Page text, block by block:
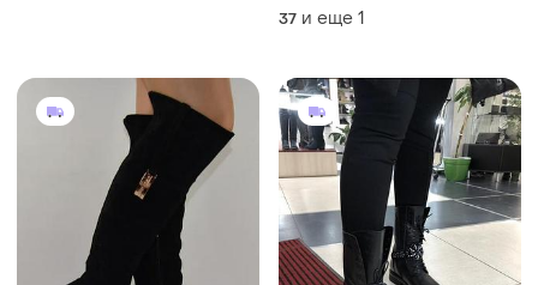
37 и еще 1